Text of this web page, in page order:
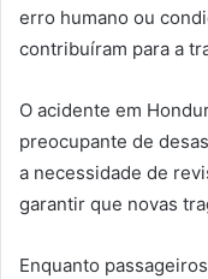
erro humano ou
contribuíram para a
O acidente em
preocupante de
a necessidade de
garantir que novas
Enquanto